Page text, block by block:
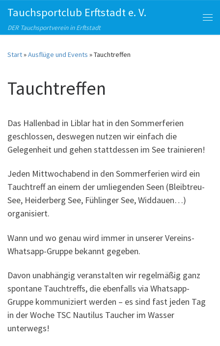
Zum Inhalt springen
Tauchsportclub Erftstadt e. V.
DER Tauchsportverein in Erftstadt
Start»Ausflüge und Events »Tauchtreffen
Tauchtreffen
Das Hallenbad in Liblar hat in den Sommerferien
geschlossen, deswegen nutzen wir einfach die
Gelegenheit und gehen stattdessen im See trainieren!
Jeden Mittwochabend in den Sommerferien wird ein
Tauchtreff an einem der umliegenden Seen (Bleibtreu-
See, Heiderberg See, Fühlinger See, Widdauen…)
organisiert.
Wann und wo genau wird immer in unserer Vereins-
Whatsapp-Gruppe bekannt gegeben.
Davon unabhängig veranstalten wir regelmäßig ganz
spontane Tauchtreffs, die ebenfalls via Whatsapp-
Gruppe kommuniziert werden – es sind fast jeden Tag
in der Woche TSC Nautilus Taucher im Wasser
unterwegs!